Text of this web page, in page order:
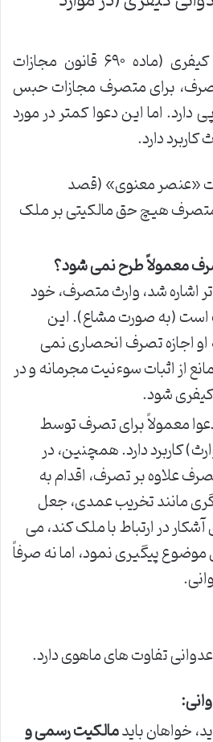
دعوای تصرف عدوانی کیفری (ماده ۶۹۰ قانون مجازات
تصرف، برای متصرف مجازات حبس
دارد. اما این دعوا کمتر در مورد
دارد.
«عنصر معنوی» (قصد
هیچ حق مالکیتی بر ملک
معمولاً طرح نمی شود؟
اشاره شد، وارث متصرف، خود
است (به صورت مشاع). این
اجازه تصرف انحصاری نمی
از اثبات سوءنیت مجرمانه و در
شود.
معمولاً برای تصرف توسط
کاربرد دارد. همچنین، در
علاوه بر تصرف، اقدام به
مانند تخریب عمدی، جعل
آشکار در ارتباط با ملک کند، می
موضوع پیگیری نمود، اما نه صرفاً
تفاوت های ماهوی دارد.
خواهان بایدمالکیت رسمی و